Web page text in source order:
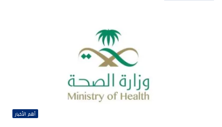
أهم الأخبار